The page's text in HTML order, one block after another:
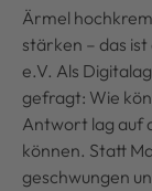
Ärmel
stärken – das
e.V. Als
gefragt: Wie
Antwort lag auf
können. Statt
geschwungen